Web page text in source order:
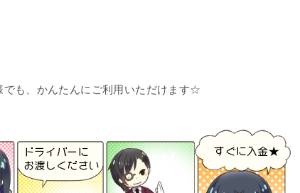
も、かんたんにご利用いただけます☆